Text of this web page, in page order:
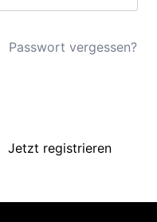
Passwort vergessen?
Jetzt registrieren